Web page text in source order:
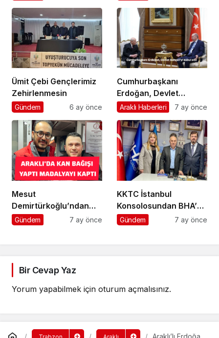
Ümit Çebi Gençlerimiz
Zehirlenmesin
Gündem 6 ay önce
Cumhurbaşkanı
Erdoğan, Devlet
Bahçeli’yi kabul etti
Araklı Haberleri 7 ay önce
Mesut
Demirtürkoğlu’ndan
Örnek Davranış
Gündem 7 ay önce
KKTC İstanbul
Konsolosundan BHA’ya
Ziyaret
Gündem 7 ay önce
Bir Cevap Yaz
Yorum yapabilmek için oturum açmalısınız.